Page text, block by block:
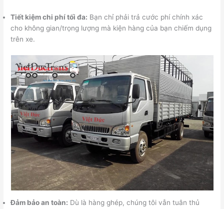
Tiết kiệm chi phí tối đa: Bạn chỉ phải trả cước phí chính xác
cho không gian/trọng lượng mà kiện hàng của bạn chiếm dụng
trên xe.
Đảm bảo an toàn: Dù là hàng ghép, chúng tôi vẫn tuân thủ